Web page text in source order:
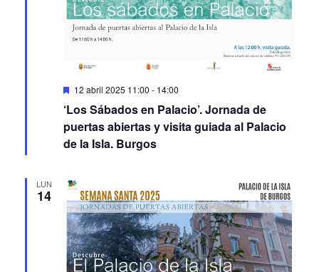
Featured
12 abril 2025 11:00-14:00
‘Los Sábados en Palacio’. Jornada de
puertas abiertas y visita guiada al Palacio
de la Isla. Burgos